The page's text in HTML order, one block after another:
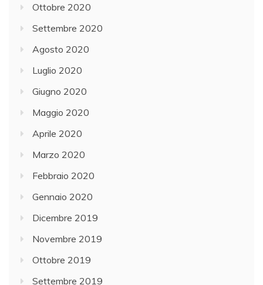
Ottobre 2020
Settembre 2020
Agosto 2020
Luglio 2020
Giugno 2020
Maggio 2020
Aprile 2020
Marzo 2020
Febbraio 2020
Gennaio 2020
Dicembre 2019
Novembre 2019
Ottobre 2019
Settembre 2019